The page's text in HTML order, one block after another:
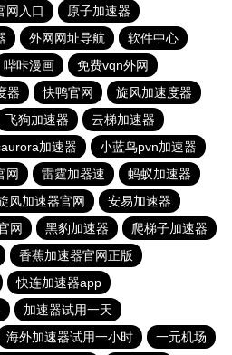
网入口
原子加速器
外网网址导航
软件中心
哔咔漫画
免费vqn外网
器 快鸭官网
旋风加速度器
飞狗加速器
云梯加速器
加速器
小蓝鸟pvn加速器
网 雷霆加器速
蚂蚁加速器
风加速器官网
安易加速器
网
黑豹加速器
爬梯子加速器
香蕉加速器官网正版
快连加速器app
加速器试用一天
海外加速器试用一小时 一元机场